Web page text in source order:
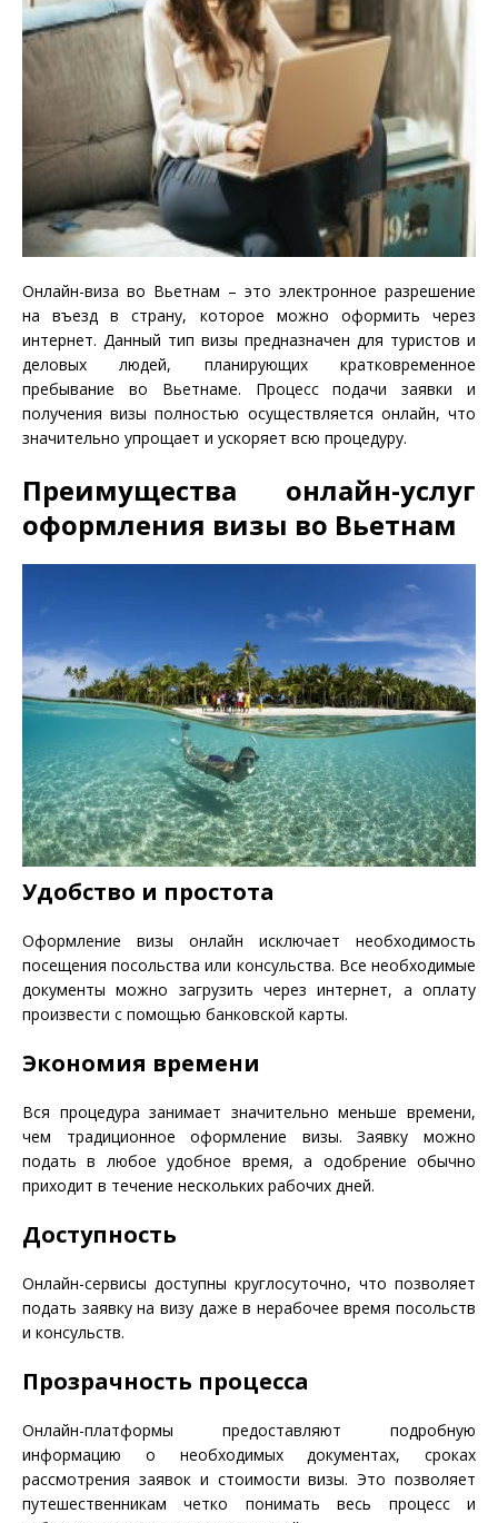
Онлайн-виза во Вьетнам – это электронное разрешение
на въезд в страну, которое можно оформить через
интернет. Данный тип визы предназначен для туристов и
деловых людей, планирующих кратковременное
пребывание во Вьетнаме. Процесс подачи заявки и
получения визы полностью осуществляется онлайн, что
значительно упрощает и ускоряет всю процедуру.
Преимущества онлайн-услуг
оформления визы во Вьетнам
Удобство и простота
Оформление визы онлайн исключает необходимость
посещения посольства или консульства. Все необходимые
документы можно загрузить через интернет, а оплату
произвести с помощью банковской карты.
Экономия времени
Вся процедура занимает значительно меньше времени,
чем традиционное оформление визы. Заявку можно
подать в любое удобное время, а одобрение обычно
приходит в течение нескольких рабочих дней.
Доступность
Онлайн-сервисы доступны круглосуточно, что позволяет
подать заявку на визу даже в нерабочее время посольств
и консульств.
Прозрачность процесса
Онлайн-платформы предоставляют подробную
информацию о необходимых документах, сроках
рассмотрения заявок и стоимости визы. Это позволяет
путешественникам четко понимать весь процесс и